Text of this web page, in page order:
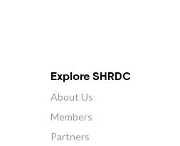
Explore SHRDC
About Us
Members
Partners